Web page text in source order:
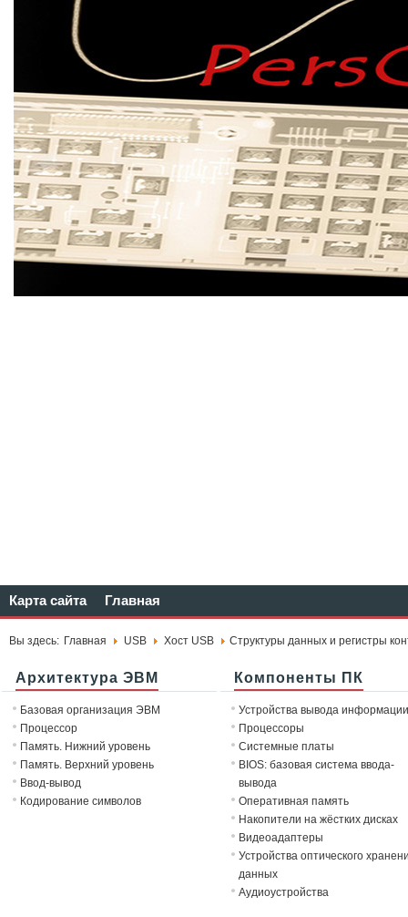
Карта сайта Главная
Вы здесь: Главная USB Хост USB Структуры данных и регистры
Архитектура ЭВМ
Базовая организация ЭВМ
Процессор
Память. Нижний уровень
Память. Верхний уровень
Ввод-вывод
Кодирование символов
Компоненты ПК
Устройства вывода информации
Процессоры
Системные платы
BIOS: базовая система ввода-
вывода
Оперативная память
Накопители на жёстких дисках
Видеоадаптеры
Устройства оптического
данных
Аудиоустройства